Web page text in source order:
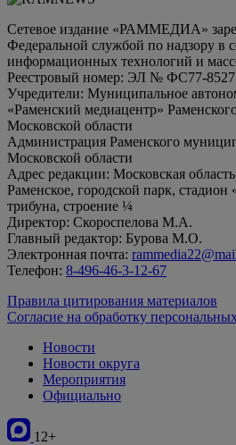
Сетевое издание «РАММЕДИА»
Федеральной службой по надзору в
информационных технологий и
Реестровый номер: ЭЛ № ФС77-
Учредители: Муниципальное
«Раменский медиацентр»
Московской области
Администрация Раменского
Московской области
Адрес редакции: Московская
Раменское, городской парк, стадион
трибуна, строение ¼
Директор: Скороспелова М.А.
Главный редактор: Бурова М.О.
Электронная почта:
Телефон: 8-496-46-3-12-67
Правила цитирования материалов
Согласие на обработку
Новости
Новости округа
Мероприятия
Официально
12+